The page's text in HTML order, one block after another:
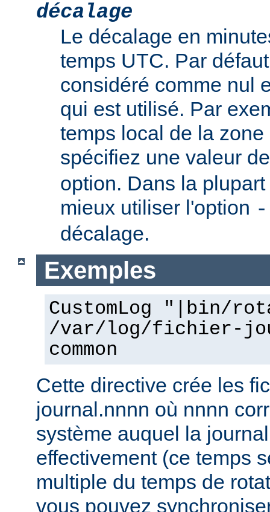
décalage
Le décalage en
temps UTC. Par
considéré comme nul
qui est utilisé. Par
temps local de la
spécifiez une valeur
option. Dans la
mieux utiliser l'option
décalage.
Exemples
CustomLog "|bin/
/var/log/fichier-
common
Cette directive crée les
journal.nnnn où nnnn
système auquel la
effectivement (ce temps
multiple du temps de
vous pouvez